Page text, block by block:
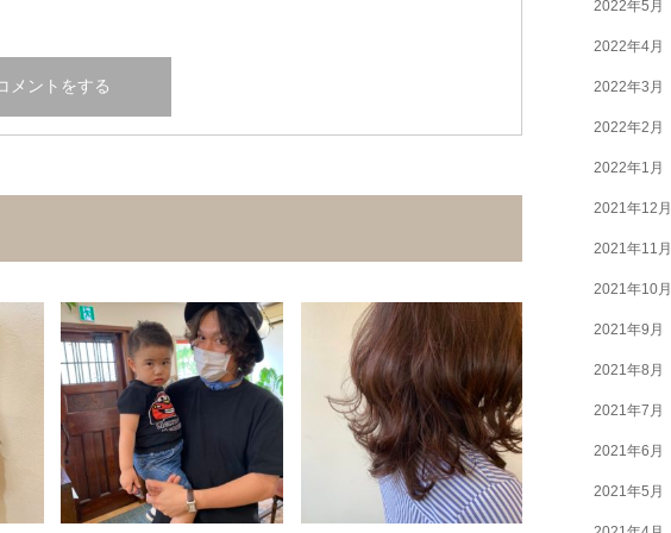
2022年5月
2022年4月
2022年3月
2022年2月
2022年1月
2021年12月
2021年11月
2021年10月
2021年9月
2021年8月
2021年7月
2021年6月
2021年5月